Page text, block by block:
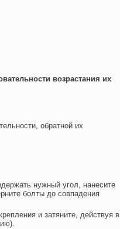
возрастания их
обратной их
нужный угол, нанесите
болты до совпадения
и затяните, действуя в